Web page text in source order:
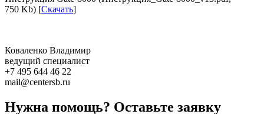
750 Kb) [Скачать]
Коваленко Владимир
ведущий специалист
+7 495 644 46 22
mail@centersb.ru
Нужна помощь? Оставьте заявку